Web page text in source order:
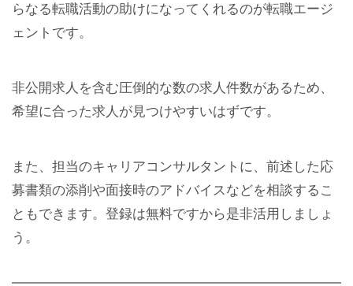
らなる転職活動の助けになってくれるのが転職エージ
ェントです。
非公開求人を含む圧倒的な数の求人件数があるため、
希望に合った求人が見つけやすいはずです。
また、担当のキャリアコンサルタントに、前述した応
募書類の添削や面接時のアドバイスなどを相談するこ
ともできます。登録は無料ですから是非活用しましょ
う。